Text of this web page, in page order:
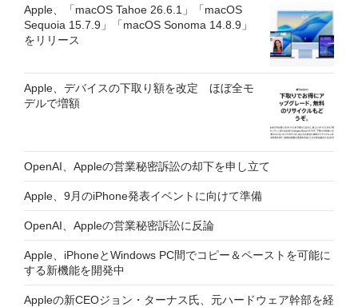
Apple、「macOS Tahoe 26.6.1」「macOS
Sequoia 15.7.9」「macOS Sonoma 14.8.9」
をリリース
Apple、デバイスの下取り額を改定 ほぼ全モ
デルで増額
OpenAI、Appleの営業秘密訴訟の却下を申し立て
Apple、9月のiPhone発表イベントに向けて準備
OpenAI、Appleの営業秘密訴訟に反論
Apple、iPhoneとWindows PC間でコピー＆ペーストを可能に
する新機能を開発中
Appleの新CEOジョン・ターナス氏、元ハードウェア幹部を経